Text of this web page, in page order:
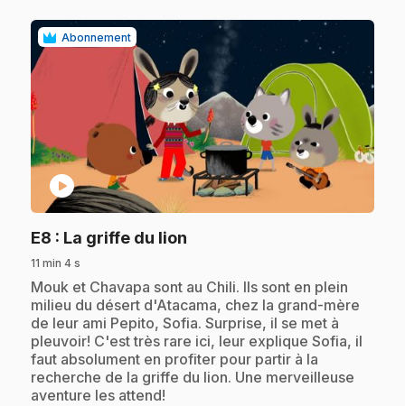
Abonnement
play_circle
E8 : La griffe du lion
11 min 4 s
.Mouk et Chavapa sont au Chili. Ils sont en plein
milieu du désert d'Atacama, chez la grand-mère
de leur ami Pepito, Sofia. Surprise, il se met à
pleuvoir! C'est très rare ici, leur explique Sofia, il
faut absolument en profiter pour partir à la
recherche de la griffe du lion. Une merveilleuse
aventure les attend!